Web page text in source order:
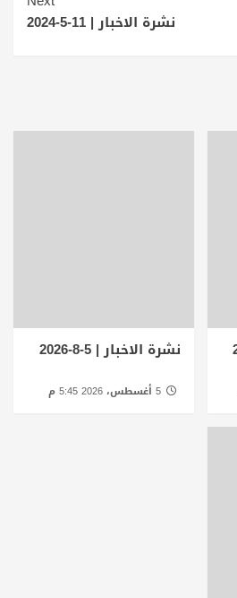
نشرة الاخبار | 11-5-2024
نشرة الاخبار | 5-8-2026
5 أغسطس، 2026 5:45 م